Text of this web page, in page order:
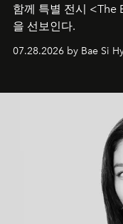
함께 특별 전시
을 선보인다.
07.28.2026 by Bae Si